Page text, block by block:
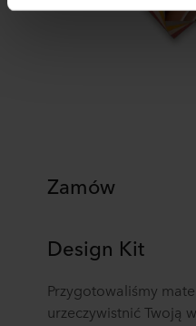
biznesowi mogą łączyć te
które zostały im
Poniżej można znaleźć
do polityki prywatności
urządzeniach końcowych.
celach nasze witryny
Zamów
Design Kit
Przygotowaliśmy
urzeczywistnić Twoją